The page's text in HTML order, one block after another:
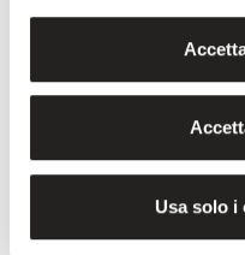
Usa solo i